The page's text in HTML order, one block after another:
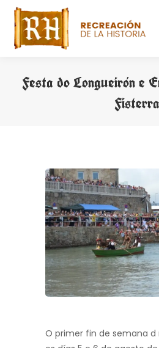
Festa do Longueirón e
Fisterra
O primer fin de semana